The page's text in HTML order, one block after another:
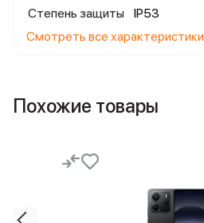
Степень защиты
IP53
Смотреть все характеристики
Похожие товары